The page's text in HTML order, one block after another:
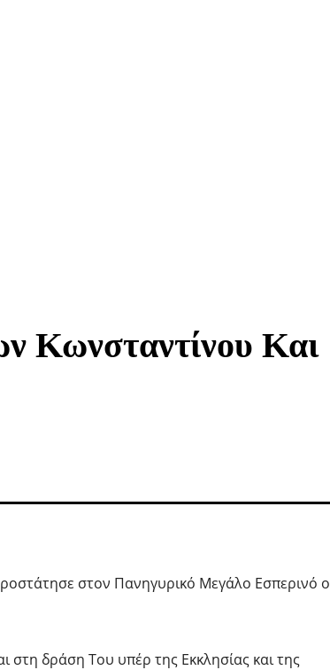
Κωνσταντίνου Και
στον Πανηγυρικό Μεγάλο Εσπερινό ο
στη δράση Του υπέρ της Εκκλησίας και της